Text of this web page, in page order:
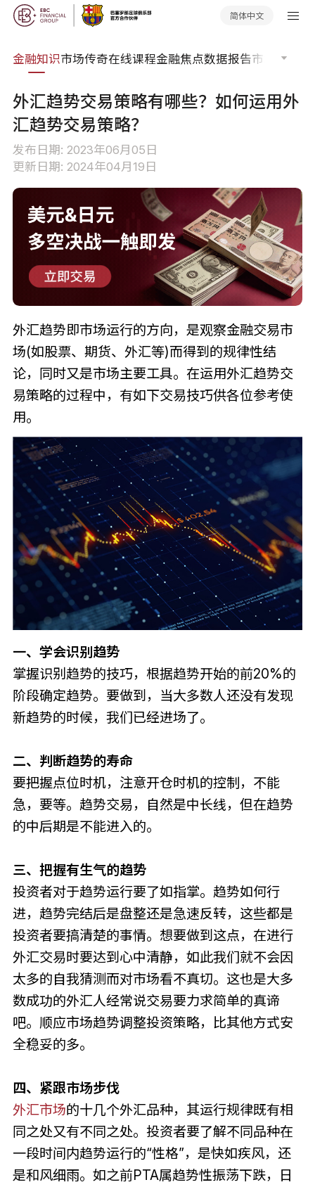
简体中文
金融知识市场传奇在线课程金融焦点数据报告市场分析
外汇趋势交易策略有哪些？如何运用外
汇趋势交易策略？
发布日期: 2023年06月05日
更新日期: 2024年04月19日
外汇趋势即市场运行的方向，是观察金融交易市
场(如股票、期货、外汇等)而得到的规律性结
论，同时又是市场主要工具。在运用外汇趋势交
易策略的过程中，有如下交易技巧供各位参考使
用。
一、学会识别趋势
掌握识别趋势的技巧，根据趋势开始的前20%的
阶段确定趋势。要做到，当大多数人还没有发现
新趋势的时候，我们已经进场了。
二、判断趋势的寿命
要把握点位时机，注意开仓时机的控制，不能
急，要等。趋势交易，自然是中长线，但在趋势
的中后期是不能进入的。
三、把握有生气的趋势
投资者对于趋势运行要了如指掌。趋势如何行
进，趋势完结后是盘整还是急速反转，这些都是
投资者要搞清楚的事情。想要做到这点，在进行
外汇交易时要达到心中清静，如此我们就不会因
太多的自我猜测而对市场看不真切。这也是大多
数成功的外汇人经常说交易要力求简单的真谛
吧。顺应市场趋势调整投资策略，比其他方式安
全稳妥的多。
四、紧跟市场步伐
外汇市场的十几个外汇品种，其运行规律既有相
同之处又有不同之处。投资者要了解不同品种在
一段时间内趋势运行的“性格”，是快如疾风，还
是和风细雨。如之前PTA属趋势性振荡下跌，日